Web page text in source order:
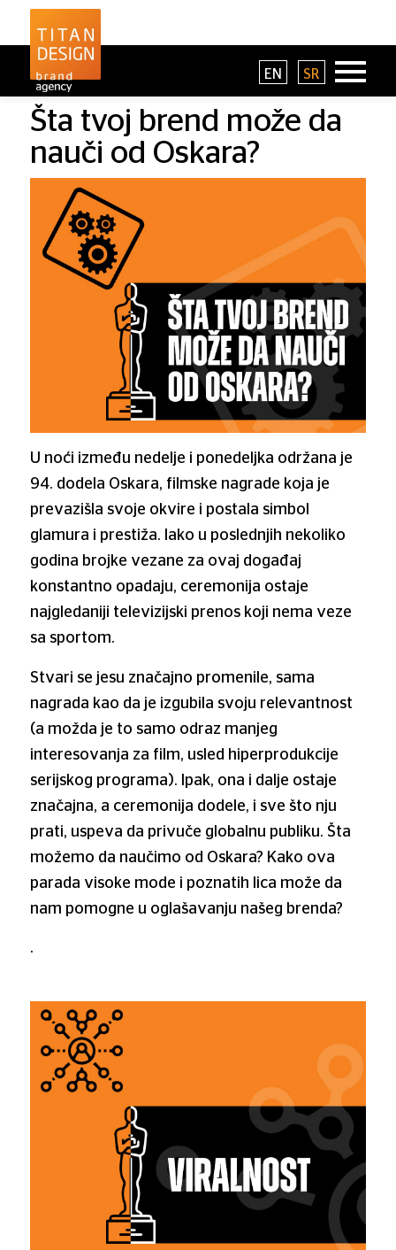
EN SR
Šta tvoj brend može da
nauči od Oskara?
U noći između nedelje i ponedeljka održana je
94. dodela Oskara, filmske nagrade koja je
prevazišla svoje okvire i postala simbol
glamura i prestiža. Iako u poslednjih nekoliko
godina brojke vezane za ovaj događaj
konstantno opadaju, ceremonija ostaje
najgledaniji televizijski prenos koji nema veze
sa sportom.
Stvari se jesu značajno promenile, sama
nagrada kao da je izgubila svoju relevantnost
(a možda je to samo odraz manjeg
interesovanja za film, usled hiperprodukcije
serijskog programa). Ipak, ona i dalje ostaje
značajna, a ceremonija dodele, i sve što nju
prati, uspeva da privuče globalnu publiku. Šta
možemo da naučimo od Oskara? Kako ova
parada visoke mode i poznatih lica može da
nam pomogne u oglašavanju našeg brenda?
.